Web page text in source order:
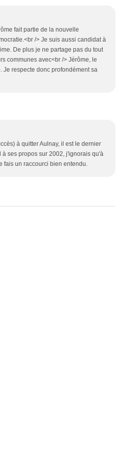
fait partie de la nouvelle
/> Je suis aussi candidat à
De plus je ne partage pas du tout
communes avec<br /> Jérôme, le
Je respecte donc profondément sa
à quitter Aulnay, il est le dernier
ses propos sur 2002, j'ignorais qu'à
fais un raccourci bien entendu.